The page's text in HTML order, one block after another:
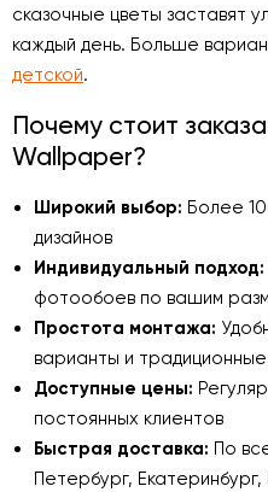
сказочные цветы заставят
каждый день. Больше
детской.
Почему стоит
Wallpaper?
Широкий выбор: Более
дизайнов
Индивидуальный подход:
фотообоев по вашим
Простота монтажа:
варианты и
Доступные цены:
постоянных клиентов
Быстрая доставка: По
Петербург,